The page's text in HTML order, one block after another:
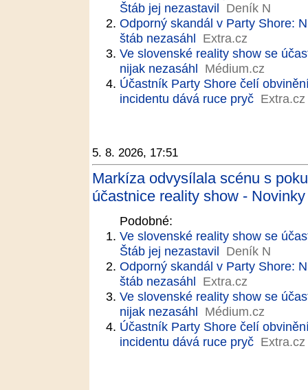
Štáb jej nezastavil Deník N
Odporný skandál v Party Shore:
štáb nezasáhl Extra.cz
Ve slovenské reality show se
nijak nezasáhl Médium.cz
Účastník Party Shore čelí
incidentu dává ruce pryč Extra.cz
5. 8. 2026, 17:51
Markíza odvysílala scénu s
účastnice reality show - Novinky
Podobné:
Ve slovenské reality show se
Štáb jej nezastavil Deník N
Odporný skandál v Party Shore:
štáb nezasáhl Extra.cz
Ve slovenské reality show se
nijak nezasáhl Médium.cz
Účastník Party Shore čelí
incidentu dává ruce pryč Extra.cz